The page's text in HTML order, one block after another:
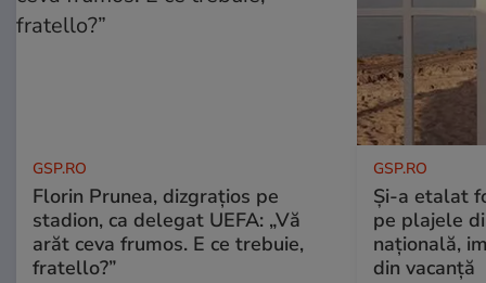
GSP.RO
Florin Prunea, dizgrațios pe
stadion, ca delegat UEFA: „Vă
arăt ceva frumos. E ce trebuie,
fratello?”
GSP.RO
Și-a etalat
pe plajele
națională,
din vacanță